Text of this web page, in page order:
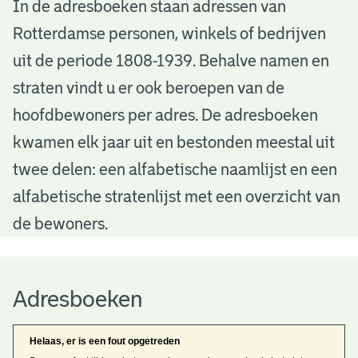
A
d
e
b
o
e
e
In de adresboeken staan adressen van
Rotterdamse personen, winkels of bedrijven
uit de periode 1808-1939. Behalve namen en
straten vindt u er ook beroepen van de
hoofdbewoners per adres. De adresboeken
kwamen elk jaar uit en bestonden meestal uit
twee delen: een alfabetische naamlijst en een
alfabetische stratenlijst met een overzicht van
de bewoners.
Adresboeken
Helaas, er is een fout opgetreden